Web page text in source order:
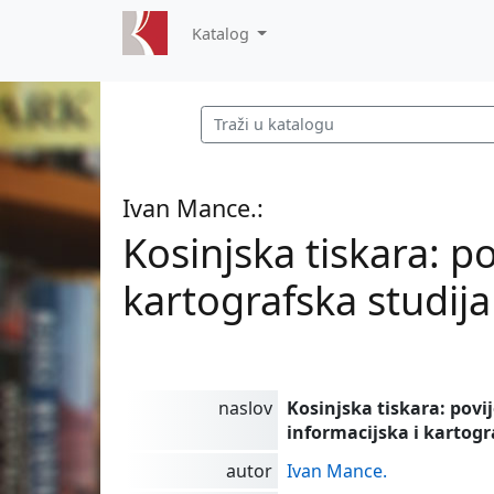
Katalog
Ivan Mance.:
Kosinjska tiskara:
kartografska studija
naslov
Kosinjska tiskara:
informacijska i
autor
Ivan Mance.